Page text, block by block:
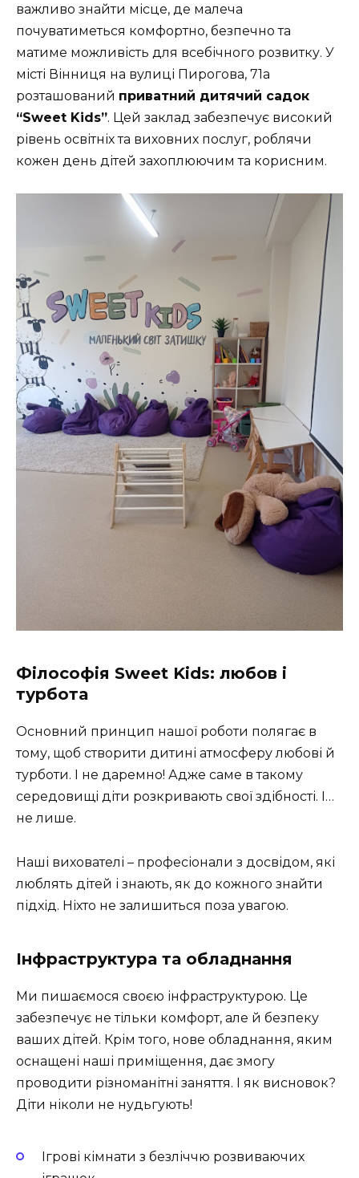
важливо знайти місце, де малеча
почуватиметься комфортно, безпечно та
матиме можливість для всебічного розвитку. У
місті Вінниця на вулиці Пирогова, 71а
розташований приватний дитячий садок
“Sweet Kids”. Цей заклад забезпечує високий
рівень освітніх та виховних послуг, роблячи
кожен день дітей захоплюючим та корисним.
Філософія Sweet Kids: любов і
турбота
Основний принцип нашої роботи полягає в
тому, щоб створити дитині атмосферу любові й
турботи. І не даремно! Адже саме в такому
середовищі діти розкривають свої здібності. І…
не лише.
Наші вихователі – професіонали з досвідом, які
люблять дітей і знають, як до кожного знайти
підхід. Ніхто не залишиться поза увагою.
Інфраструктура та обладнання
Ми пишаємося своєю інфраструктурою. Це
забезпечує не тільки комфорт, але й безпеку
ваших дітей. Крім того, нове обладнання, яким
оснащені наші приміщення, дає змогу
проводити різноманітні заняття. І як висновок?
Діти ніколи не нудьгують!
Ігрові кімнати з безліччю розвиваючих